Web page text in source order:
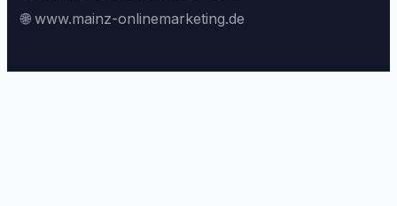
🌐 www.mainz-onlinemarketing.de